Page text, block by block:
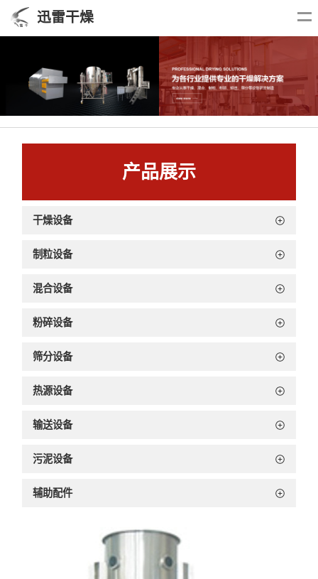
迅雷干燥
产品展示
干燥设备
制粒设备
混合设备
粉碎设备
筛分设备
热源设备
输送设备
污泥设备
辅助配件